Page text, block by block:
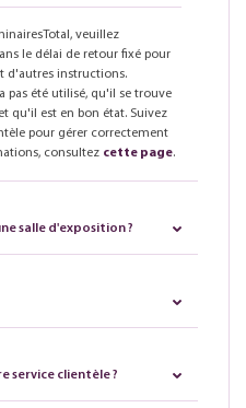
veuillez
le délai de retour fixé pour
d'autres instructions.
pas été utilisé, qu'il se trouve
qu'il est en bon état. Suivez
pour gérer correctement
consultez cette page.
salle d'exposition ?
service clientèle ?